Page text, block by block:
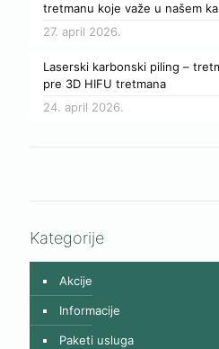
tretmanu koje važe u našem
27. april 2026.
Laserski karbonski piling –
pre 3D HIFU tretmana
24. april 2026.
Kategorije
Akcije
Informacije
Paketi usluga